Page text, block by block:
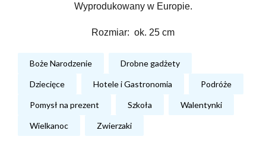
Wyprodukowany w Europie.
Rozmiar: ok. 25 cm
Boże Narodzenie Drobne gadżety
Dziecięce Hotele i Gastronomia Podróże
Pomysł na prezent Szkoła Walentynki
Wielkanoc Zwierzaki